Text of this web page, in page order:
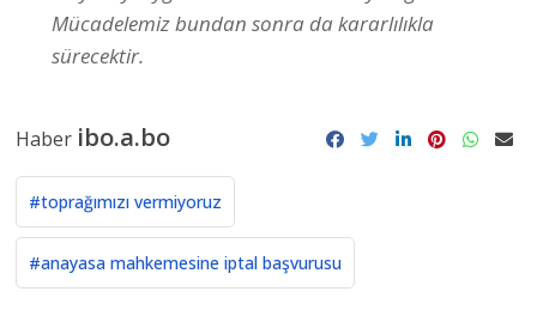
Mücadelemiz bundan sonra da kararlılıkla
sürecektir.
Haber ibo.a.bo
#toprağımızı vermiyoruz
#anayasa mahkemesine iptal başvurusu